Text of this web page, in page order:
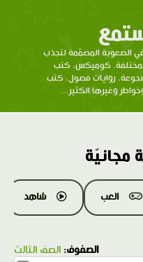
في الصعوبة المصمّمة لتجذب
المختلفة. كوميكس، كتب
روايات فصول، كتب
وغيرها الكثير...
مجانيّة
العب شاهد
الصفوف: الصف الثالث